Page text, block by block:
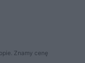
Znamy cenę